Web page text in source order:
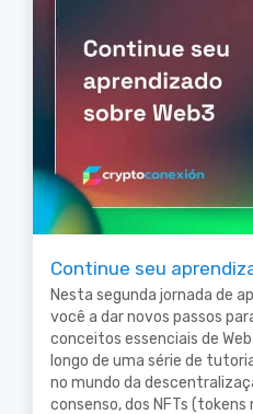
Continue seu
Nesta segunda jornada de
você a dar novos passos
conceitos essenciais de
longo de uma série de
no mundo da
consenso, dos NFTs